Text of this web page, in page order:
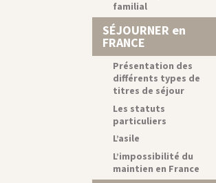
familial
SÉJOURNER en
FRANCE
Présentation des
différents types de
titres de séjour
Les statuts
particuliers
L’asile
L’impossibilité du
maintien en France